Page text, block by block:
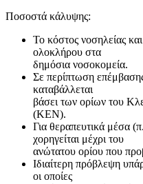
Ποσοστά κάλυψης:
Το κόστος νοσηλείας
ολοκλήρου στα
δημόσια νοσοκομεία.
Σε περίπτωση
καταβάλλεται
βάσει των ορίων του
(ΚΕΝ).
Για θεραπευτικά μέσα
χορηγείται μέχρι του
ανώτατου ορίου που
Ιδιαίτερη πρόβλεψη
οι οποίες